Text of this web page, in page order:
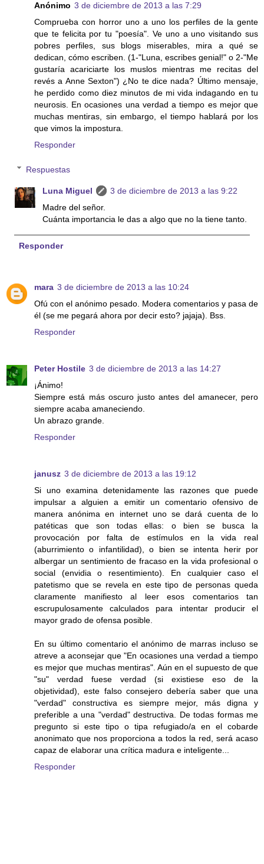
Anónimo 3 de diciembre de 2013 a las 7:29
Comprueba con horror uno a uno los perfiles de la gente
que te felicita por tu "poesía". Ve uno a uno visitando sus
pobres perfiles, sus blogs miserables, mira a qué se
dedican, cómo escriben. (1-"Luna, escribes genial!" o 2-"Me
gustaría acariciarte los muslos mientras me recitas del
revés a Anne Sexton") ¿No te dice nada? Último mensaje,
he perdido como diez minutos de mi vida indagando en tu
neurosis. En ocasiones una verdad a tiempo es mejor que
muchas mentiras, sin embargo, el tiempo hablará por los
que vimos la impostura.
Responder
Respuestas
Luna Miguel
3 de diciembre de 2013 a las 9:22
Madre del señor.
Cuánta importancia le das a algo que no la tiene tanto.
Responder
mara 3 de diciembre de 2013 a las 10:24
Ofú con el anónimo pesado. Modera comentarios y pasa de
él (se me pegará ahora por decir esto? jajaja). Bss.
Responder
Peter Hostile 3 de diciembre de 2013 a las 14:27
¡Ánimo!
Siempre está más oscuro justo antes del amanecer, pero
siempre acaba amaneciendo.
Un abrazo grande.
Responder
janusz 3 de diciembre de 2013 a las 19:12
Si uno examina detenidamente las razones que puede
impulsar a alguien a emitir un comentario ofensivo de
manera anónima en internet uno se dará cuenta de lo
patéticas que son todas ellas: o bien se busca la
provocación por falta de estímulos en la vida real
(aburrimiento o infantilidad), o bien se intenta herir por
albergar un sentimiento de fracaso en la vida profesional o
social (envidia o resentimiento). En cualquier caso el
patetismo que se revela en este tipo de personas queda
claramente manifiesto al leer esos comentarios tan
escrupulosamente calculados para intentar producir el
mayor grado de ofensa posible.
En su último comentario el anónimo de marras incluso se
atreve a aconsejar que "En ocasiones una verdad a tiempo
es mejor que muchas mentiras". Aún en el supuesto de que
"su" verdad fuese verdad (si existiese eso de la
objetividad), este falso consejero debería saber que una
"verdad" constructiva es siempre mejor, más digna y
preferible a una "verdad" destructiva. De todas formas me
pregunto si este tipo o tipa refugiado/a en el cobarde
anonimato que nos proporciona a todos la red, será acaso
capaz de elaborar una crítica madura e inteligente...
Responder